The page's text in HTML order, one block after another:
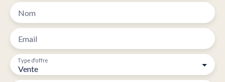
Nom
Email
Vente
Type d'offre